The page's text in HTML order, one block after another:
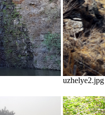
uzhelye2.jpg